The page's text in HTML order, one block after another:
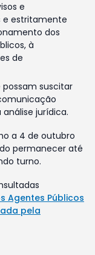
e
e estritamente
dos
à
de
possam suscitar
jurídica.
a 4 de outubro
permanecer até
turno.
Agentes Públicos
pela